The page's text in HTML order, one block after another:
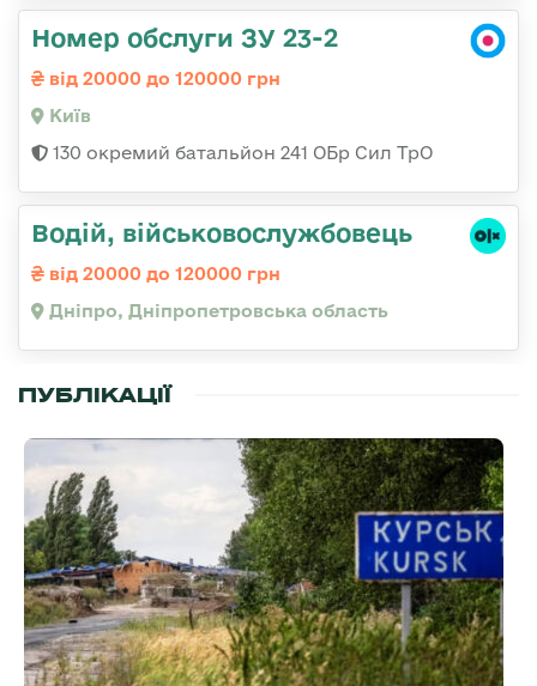
Номер обслуги ЗУ 23-2
від 20000 до 120000 грн
Київ
130 окремий батальйон 241 ОБр Сил ТрО
Водій, військовослужбовець
від 20000 до 120000 грн
Дніпро, Дніпропетровська область
ПУБЛІКАЦІЇ